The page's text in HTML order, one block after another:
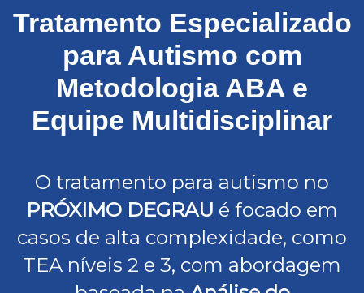
Tratamento Especializado
para Autismo com
Metodologia ABA e
Equipe Multidisciplinar
O tratamento para autismo no
PRÓXIMO DEGRAU é focado em
casos de alta complexidade, como
TEA níveis 2 e 3, com abordagem